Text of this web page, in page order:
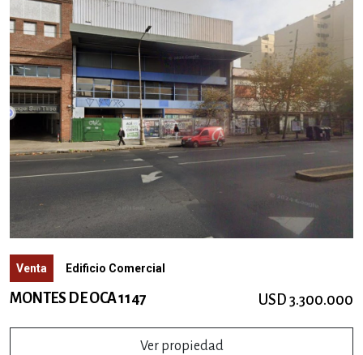
Venta Edificio Comercial
MONTES DE OCA 1147 USD 3.300.000
Ver propiedad